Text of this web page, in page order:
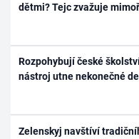
dětmi? Tejc zvažuje
Rozpohybují české
nástroj utne nekonečné
Zelenskyj navštíví